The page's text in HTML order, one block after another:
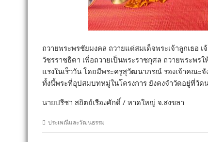
ถวายพระพรชัยมงคล ถวายแด่สมเด็จพระเจ้าลูกเธอ
วัชรราชธิดา เพื่อถวายเป็นพระราชกุศล ถวายพระพ
แรงในเร็ววัน โดยมีพระครูสุวัฒนาภรณ์ รองเจ้าคณะ
ทั้งนี้พระที่อุปสมบทหมู่ในโครงการ ยังคงจำวัดอยู่ที่วัด
นายปรีชา สถิตย์เรืองศักดิ์ / หาดใหญ่ จ.สงขลา
ประเพณีและวัฒนธรรม